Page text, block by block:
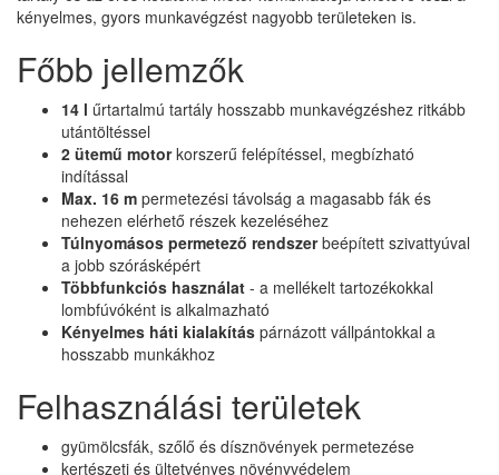
kényelmes, gyors munkavégzést nagyobb területeken is.
Főbb jellemzők
14 l űrtartalmú tartály hosszabb munkavégzéshez ritkább
utántöltéssel
2 ütemű motorkorszerű felépítéssel, megbízható
indítással
Max. 16 m permetezési távolság a magasabb fák és
nehezen elérhető részek kezeléséhez
Túlnyomásos permetező rendszerbeépített szivattyúval
a jobb szórásképért
Többfunkciós használat - a mellékelt tartozékokkal
lombfúvóként is alkalmazható
Kényelmes háti kialakítás párnázott vállpántokkal a
hosszabb munkákhoz
Felhasználási területek
gyümölcsfák, szőlő és dísznövények permetezése
kertészeti és ültetvényes növényvédelem